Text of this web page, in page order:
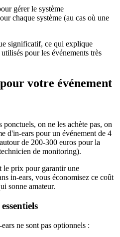
gérer le système
chaque système (au cas où une
significatif, ce qui explique
pour les événements très
votre événement
on ne les achète pas, on
d'in-ears pour un événement de 4
de 200-300 euros pour la
de monitoring).
le prix pour garantir une
in-ears, vous économisez ce coût
sonne amateur.
ne sont pas optionnels :